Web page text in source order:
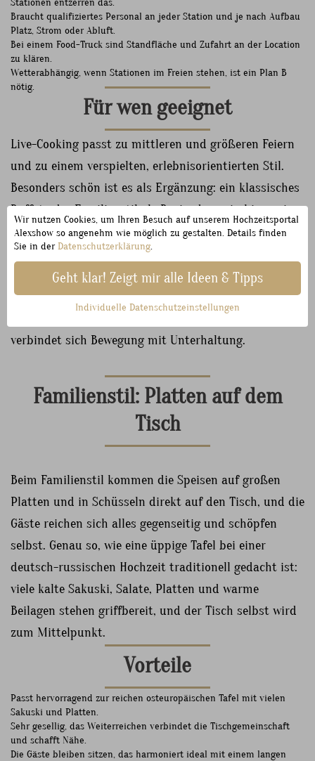
Stationen entzerren das.
Braucht qualifiziertes Personal an jeder Station und je nach Aufbau
Platz, Strom oder Abluft.
Bei einem Food-Truck sind Standfläche und Zufahrt an der Location
zu klären.
Wetterabhängig, wenn Stationen im Freien stehen, ist ein Plan B
nötig.
Für wen geeignet
Live-Cooking passt zu mittleren und größeren Feiern
und zu einem verspielten, erlebnisorientierten Stil.
Besonders schön ist es als Ergänzung: ein klassisches
Buffet oder Familienstil als Basis, dazu ein bis zwei
Stationen als Blickfang, etwa eine Blini- oder Pelmeni-
Station als Verbeugung vor der osteuropäischen
Küche. Zum langen Tamada-Programm harmoniert es
gut, wenn die Stationen in den Pausen zwischen den
Programmpunkten geöffnet werden, denn dann
verbindet sich Bewegung mit Unterhaltung.
Familienstil: Platten auf dem
Tisch
Beim Familienstil kommen die Speisen auf großen
Platten und in Schüsseln direkt auf den Tisch, und die
Gäste reichen sich alles gegenseitig und schöpfen
selbst. Genau so, wie eine üppige Tafel bei einer
deutsch-russischen Hochzeit traditionell gedacht ist:
viele kalte Sakuski, Salate, Platten und warme
Beilagen stehen griffbereit, und der Tisch selbst wird
zum Mittelpunkt.
Vorteile
Passt hervorragend zur reichen osteuropäischen Tafel mit vielen
Sakuski und Platten.
Sehr gesellig, das Weiterreichen verbindet die Tischgemeinschaft
und schafft Nähe.
Die Gäste bleiben sitzen, das harmoniert ideal mit einem langen
Wir nutzen Cookies, um Ihren Besuch auf unserem Hochzeitsportal
Alexshow so angenehm wie möglich zu gestalten. Details finden
Sie in derDatenschutzerklärung.
Geht klar! Zeigt mir alle Ideen & Tipps
Individuelle Datenschutzeinstellungen